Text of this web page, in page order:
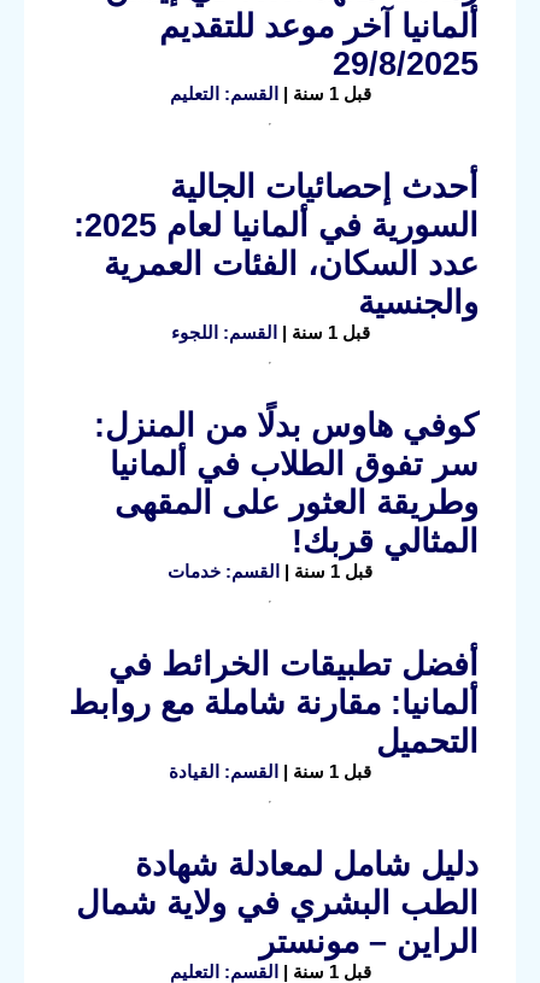
ألمانيا آخر موعد للتقديم
29/8/2025
قبل 1 سنة | القسم: التعليم
أحدث إحصائيات الجالية
السورية في ألمانيا لعام 2025:
عدد السكان، الفئات العمرية
والجنسية
قبل 1 سنة | القسم: اللجوء
كوفي هاوس بدلًا من المنزل:
سر تفوق الطلاب في ألمانيا
وطريقة العثور على المقهى
المثالي قربك!
قبل 1 سنة | القسم: خدمات
أفضل تطبيقات الخرائط في
ألمانيا: مقارنة شاملة مع روابط
التحميل
قبل 1 سنة | القسم: القيادة
دليل شامل لمعادلة شهادة
الطب البشري في ولاية شمال
الراين – مونستر
قبل 1 سنة | القسم: التعليم